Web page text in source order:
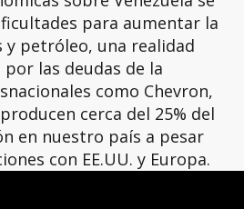
para aumentar la
y petróleo, una realidad
las deudas de la
como Chevron,
cerca del 25% del
en nuestro país a pesar
con EE.UU. y Europa.